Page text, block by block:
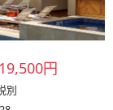
円
別